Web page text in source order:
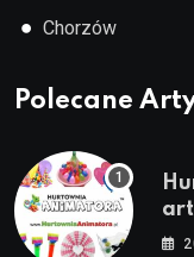
● Chorzów
Polecane